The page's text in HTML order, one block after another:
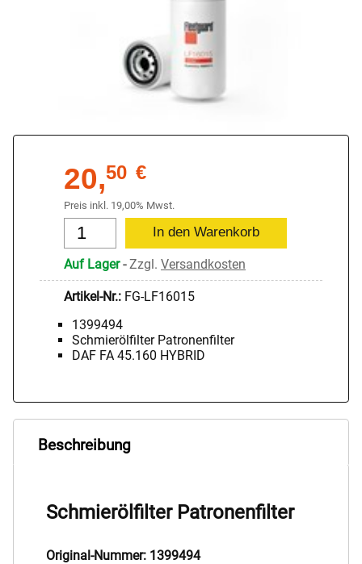
20,50 €
Preis inkl. 19,00% Mwst.
Auf Lager-Zzgl. Versandkosten
Artikel-Nr.: FG-LF16015
1399494
Schmierölfilter Patronenfilter
DAF FA 45.160 HYBRID
Beschreibung
Schmierölfilter Patronenfilter
Original-Nummer: 1399494